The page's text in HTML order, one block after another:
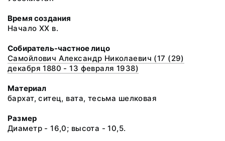
Время создания
Начало XX в.
Собиратель-частное лицо
Самойлович Александр Николаевич (17 (29)
декабря 1880 - 13 февраля 1938)
Материал
бархат, ситец, вата, тесьма шелковая
Размер
Диаметр - 16,0; высота - 10,5.